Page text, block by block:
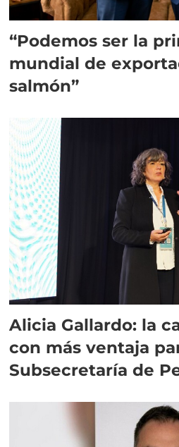
“Podemos ser la
mundial de
salmón”
Alicia Gallardo: la
con más ventaja
Subsecretaría de